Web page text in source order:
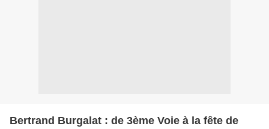
Bertrand Burgalat : de 3ème Voie à la fête de